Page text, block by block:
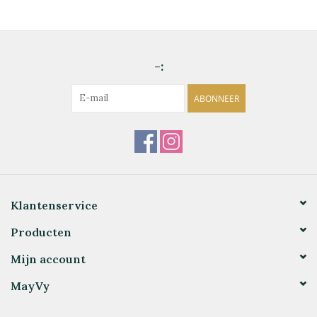
-:
ABONNEER
Klantenservice
Producten
Mijn account
MayVy